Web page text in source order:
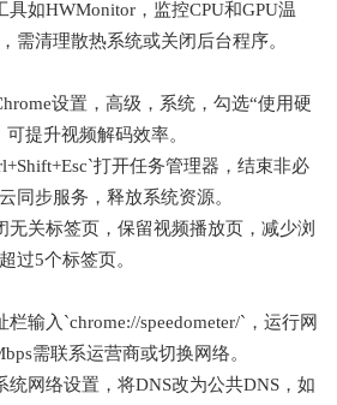
如HWMonitor，监控CPU和GPU温
需清理散热系统或关闭后台程序。
设置，高级，系统，勾选“使用硬
提升视频解码效率。
打开任务管理器，结束非必
同步服务，释放系统资源。
无关标签页，保留视频播放页，减少浏
过5个标签页。
输入`chrome://speedometer/`，运行网
需联系运营商或切换网络。
统网络设置，将DNS改为公共DNS，如